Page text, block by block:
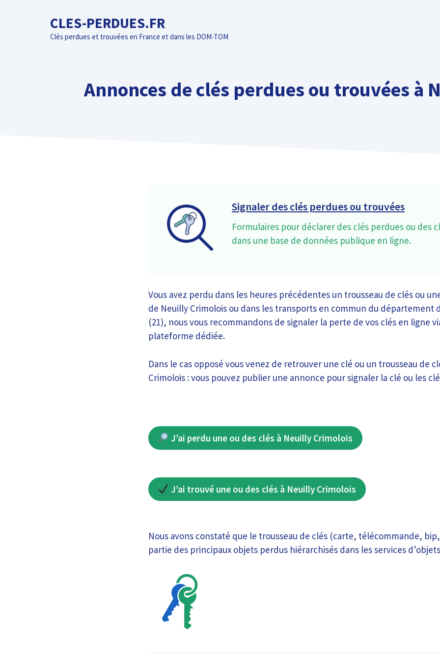
CLES-PERDUES.FR
Clés perdues et trouvées en France et dans les DOM-TOM
Annonces de clés perdues ou trouvées à
Signaler des clés perdues ou trouvées
Formulaires pour déclarer des clés perdues ou des
dans une base de données publique en ligne.
Vous avez perdu dans les heures précédentes un trousseau de clés ou
de Neuilly Crimolois ou dans les transports en commun du département
(21), nous vous recommandons de signaler la perte de vos clés en ligne
plateforme dédiée.
Dans le cas opposé vous venez de retrouver une clé ou un trousseau de
Crimolois : vous pouvez publier une annonce pour signaler la clé ou les
J’ai perdu une ou des clés à Neuilly Crimolois
J’ai trouvé une ou des clés à Neuilly Crimolois
Nous avons constaté que le trousseau de clés (carte, télécommande,
partie des principaux objets perdus hiérarchisés dans les services